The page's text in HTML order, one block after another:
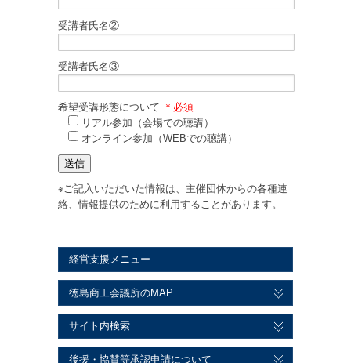
受講者氏名②
受講者氏名③
希望受講形態について ＊必須
リアル参加（会場での聴講）
オンライン参加（WEBでの聴講）
※ご記入いただいた情報は、主催団体からの各種連
絡、情報提供のために利用することがあります。
経営支援メニュー
徳島商工会議所のMAP
サイト内検索
後援・協賛等承認申請について